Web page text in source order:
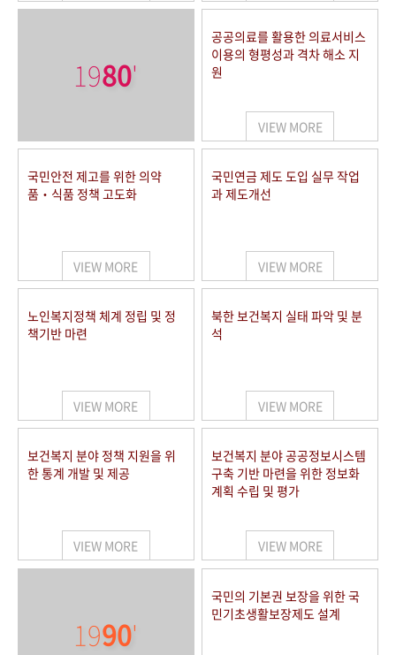
1980'
공공의료를 활용한 의료서비스
이용의 형평성과 격차 해소 지
원
VIEW MORE
국민안전 제고를 위한 의약
품‧식품 정책 고도화
VIEW MORE
국민연금 제도 도입 실무 작업
과 제도개선
VIEW MORE
노인복지정책 체계 정립 및 정
책기반 마련
VIEW MORE
북한 보건복지 실태 파악 및 분
석
VIEW MORE
보건복지 분야 정책 지원을 위
한 통계 개발 및 제공
VIEW MORE
보건복지 분야 공공정보시스템
구축 기반 마련을 위한 정보화
계획 수립 및 평가
VIEW MORE
1990'
국민의 기본권 보장을 위한 국
민기초생활보장제도 설계